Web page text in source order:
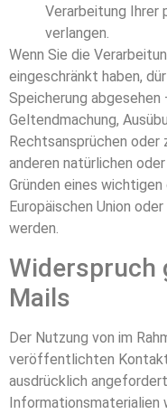
Verarbeitung Ihrer
verlangen.
Wenn Sie die
eingeschränkt haben,
Speicherung abgesehen
Geltendmachung,
Rechtsansprüchen
anderen natürlichen
Gründen eines
Europäischen Union
werden.
Widerspruch
Mails
Der Nutzung von im
veröffentlichten
ausdrücklich
Informationsmaterialien